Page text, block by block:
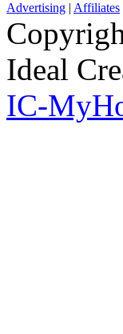
Advertising | Affiliates
Ideal
IC-